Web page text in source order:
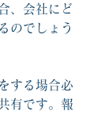
、会社にど
のでしょう
する場合必
有です。報